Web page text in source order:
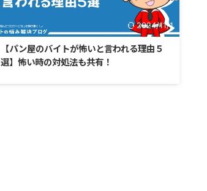
2024/11/1
【パン屋のバイトが怖いと言われる理由５
選】怖い時の対処法も共有！